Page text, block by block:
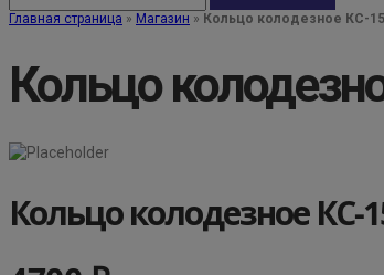
Главная страница » Магазин » Кольцо колодезное КС-
Кольцо
Кольцо колодезное КС-